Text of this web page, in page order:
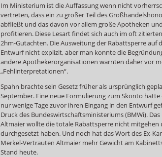
Im Ministerium ist die Auffassung wenn nicht
vertreten, dass ein zu großer Teil des
abfließt und das davon vor allem große Apotheken
profitieren. Diese Lesart findet sich auch im oft
2hm-Gutachten. Die Ausweitung der Rabattsperre auf
Entwurf nicht explizit, aber man konnte die
andere Apothekerorganisationen warnten daher vor
„Fehlinterpretationen“.
Spahn brachte sein Gesetz früher als ursprünglich
September. Eine neue Formulierung zum Skonto
nur wenige Tage zuvor ihren Eingang in den Entwurf
Druck des Bundeswirtschaftsministeriums (BMWi).
Altmaier wollte die totale Rabattsperre nicht mitgehen
durchgesetzt haben. Und noch hat das Wort des Ex-
Merkel-Vertrauten Altmaier mehr Gewicht am
Stand heute.